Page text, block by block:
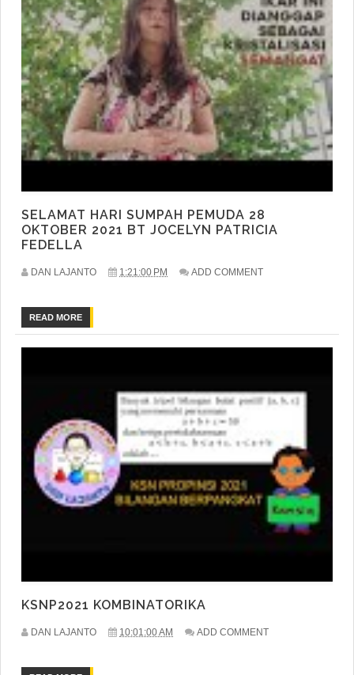
SELAMAT HARI SUMPAH PEMUDA 28
OKTOBER 2021 BT JOCELYN PATRICIA
FEDELLA
DAN LAJANTO 1:21:00 PM ADD COMMENT
READ MORE
KSNP2021 KOMBINATORIKA
DAN LAJANTO 10:01:00 AM ADD COMMENT